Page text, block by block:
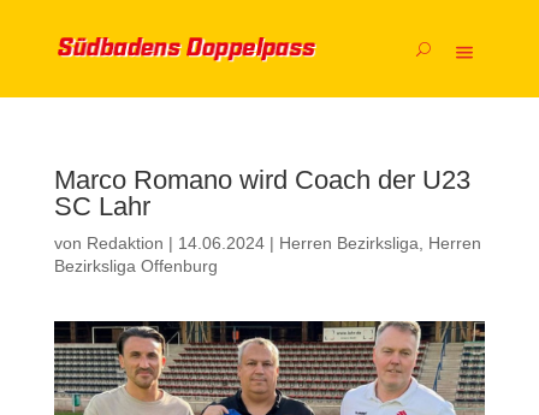
Marco Romano wird Coach der U23
SC Lahr
von Redaktion | 14.06.2024| Herren Bezirksliga
Herren
Bezirksliga Offenburg